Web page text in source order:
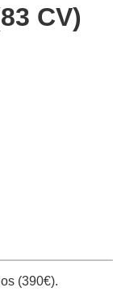
CV)
(390€).